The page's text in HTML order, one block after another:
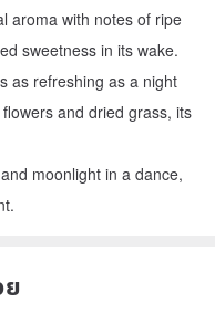
aroma with notes of ripe
sweetness in its wake.
as refreshing as a night
and dried grass, its
moonlight in a dance,